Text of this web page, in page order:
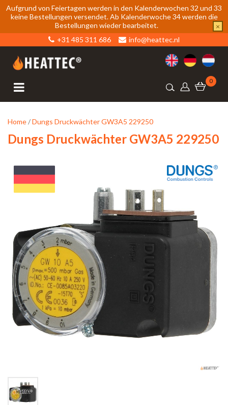
Aufgrund von Feiertagen werden in den Kalenderwochen 32 und 33
keine Bestellungen versendet. Ab Kalenderwoche 34 werden die
Bestellungen wieder bearbeitet.
×
+31 485 311 686
info@heattec.nl
0
Home/Dungs Druckwächter GW3A5 229250
Dungs Druckwächter GW3A5 229250